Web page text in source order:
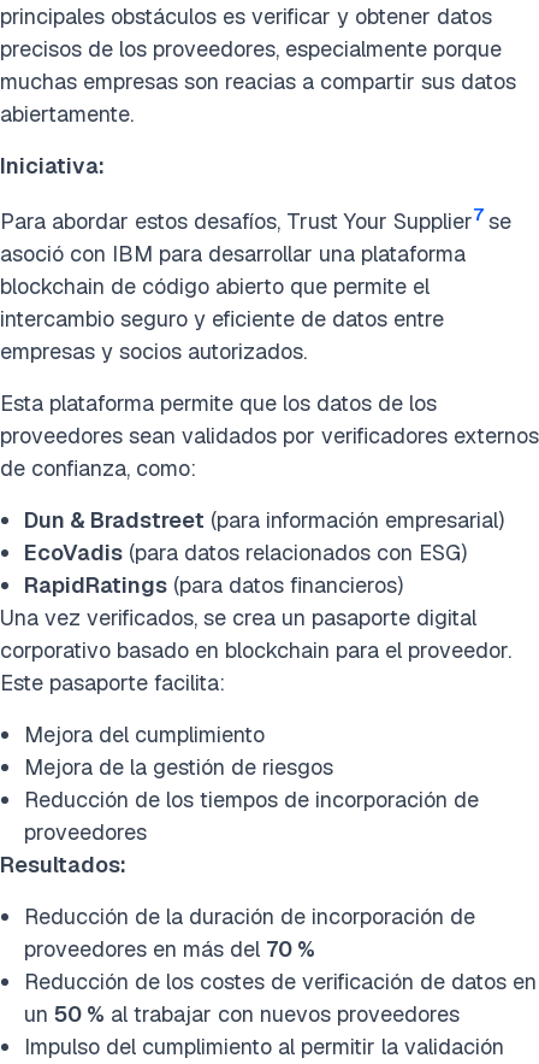
principales obstáculos es verificar y obtener datos
precisos de los proveedores, especialmente porque
muchas empresas son reacias a compartir sus datos
abiertamente.
Iniciativa:
Para abordar estos desafíos, Trust Your Supplier7 se
asoció con IBM para desarrollar una plataforma
blockchain de código abierto que permite el
intercambio seguro y eficiente de datos entre
empresas y socios autorizados.
Esta plataforma permite que los datos de los
proveedores sean validados por verificadores externos
de confianza, como:
Dun & Bradstreet (para información empresarial)
EcoVadis (para datos relacionados con ESG)
RapidRatings (para datos financieros)
Una vez verificados, se crea un pasaporte digital
corporativo basado en blockchain para el proveedor.
Este pasaporte facilita:
Mejora del cumplimiento
Mejora de la gestión de riesgos
Reducción de los tiempos de incorporación de
proveedores
Resultados:
Reducción de la duración de incorporación de
proveedores en más del 70 %
Reducción de los costes de verificación de datos en
un 50 % al trabajar con nuevos proveedores
Impulso del cumplimiento al permitir la validación